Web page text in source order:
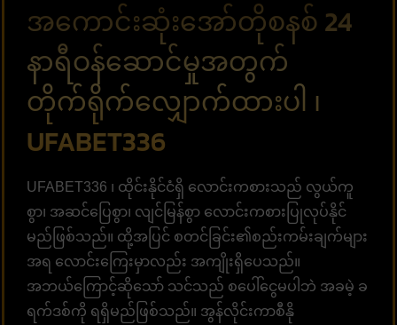
အကောင်းဆုံးအော်တိုစနစ် 24
နာရီဝန်ဆောင်မှုအတွက်
တိုက်ရိုက်လျှောက်ထားပါ ၊
UFABET336
UFABET336 ၊ ထိုင်းနိုင်ငံရှိ လောင်းကစားသည် လွယ်ကူ
စွာ၊ အဆင်ပြေစွာ၊ လျင်မြန်စွာ လောင်းကစားပြုလုပ်နိုင်
မည်ဖြစ်သည်။ ထို့အပြင် စတင်ခြင်း၏စည်းကမ်းချက်များ
အရ လောင်းကြေးမှာလည်း အကျိုးရှိပေသည်။
အဘယ်ကြောင့်ဆိုသော် သင်သည် စပေါ်ငွေမပါဘဲ အခမဲ့ ခ
ရက်ဒစ်ကို ရရှိမည်ဖြစ်သည်။ အွန်လိုင်းကာစီနို